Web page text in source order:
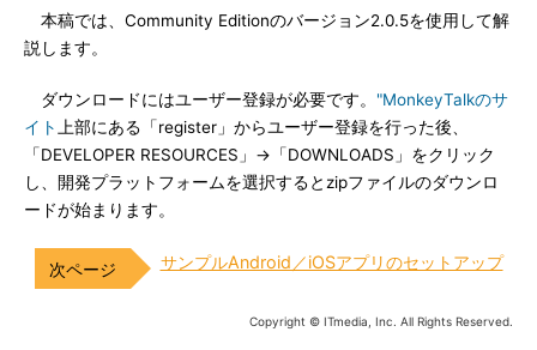
本稿では、Community Editionのバージョン2.0.5を使用して解
説します。
ダウンロードにはユーザー登録が必要です。 "MonkeyTalkのサ
イト
上部にある「register」からユーザー登録を行った後、
「DEVELOPER RESOURCES」→「DOWNLOADS」をクリック
し、開発プラットフォームを選択するとzipファイルのダウンロ
ードが始まります。
サンプルAndroid／iOSアプリのセットアップ
Copyright © ITmedia, Inc. All Rights Reserved.